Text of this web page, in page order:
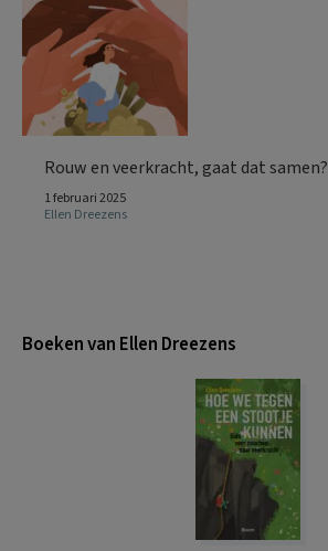
Rouw en veerkracht, gaat dat samen?
1 februari 2025
Ellen Dreezens
Boeken van Ellen Dreezens